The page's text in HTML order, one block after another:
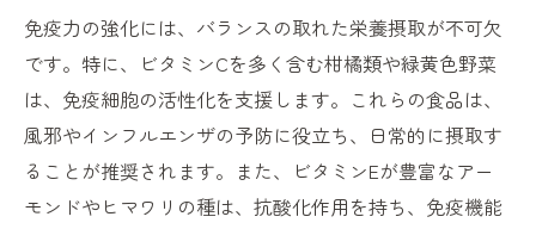
免疫力の強化には、バランスの取れた栄養摂取が不可欠
です。特に、ビタミンCを多く含む柑橘類や緑黄色野菜
は、免疫細胞の活性化を支援します。これらの食品は、
風邪やインフルエンザの予防に役立ち、日常的に摂取す
ることが推奨されます。また、ビタミンEが豊富なアー
モンドやヒマワリの種は、抗酸化作用を持ち、免疫機能